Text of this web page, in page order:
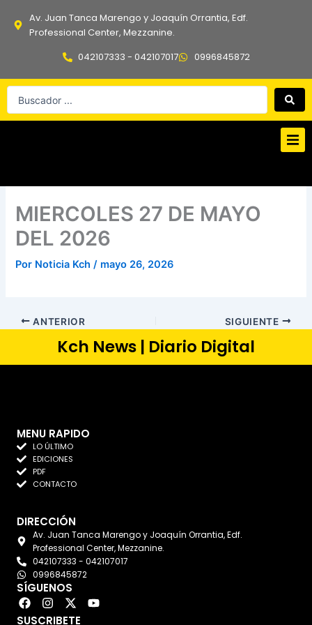
Av. Juan Tanca Marengo y Joaquín Orrantia, Edf.
Professional Center, Mezzanine.
042107333 - 042107017
0996845872
Search
MIERCOLES 27 DE MAYO
DEL 2026
Por Noticia Kch/ mayo 26, 2026
ANTERIOR SIGUIENTE
Kch News | Diario Digital
MENU RAPIDO
LO ÚLTIMO
EDICIONES
PDF
CONTACTO
DIRECCIÓN
Av. Juan Tanca Marengo y Joaquín Orrantia, Edf.
Professional Center, Mezzanine.
042107333 - 042107017
0996845872
SÍGUENOS
F
a
I
n
X
-
Y
o
SUSCRIBETE